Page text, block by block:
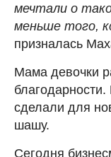
мечтали о
меньше того,
призналась
Мама девочки
сделали для
шашу.
Сегодня